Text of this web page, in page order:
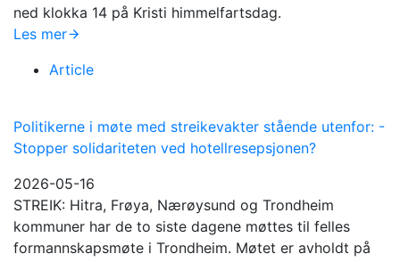
ned klokka 14 på Kristi himmelfartsdag.
Les mer
Article
Politikerne i møte med streikevakter stående utenfor: -
Stopper solidariteten ved hotellresepsjonen?
2026-05-16
STREIK: Hitra, Frøya, Nærøysund og Trondheim
kommuner har de to siste dagene møttes til felles
formannskapsmøte i Trondheim. Møtet er avholdt på